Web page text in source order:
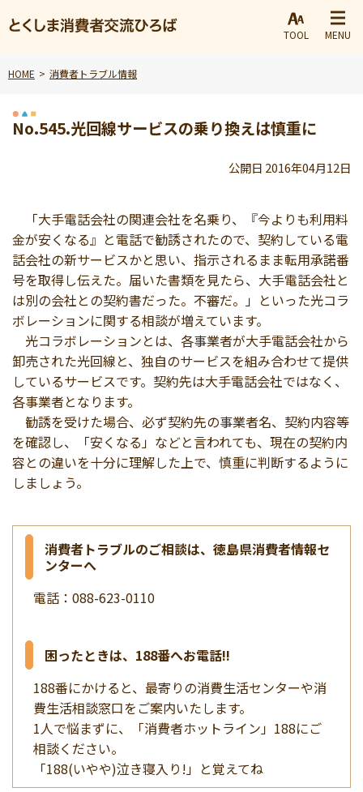
TOOL MENU
HOME 消費者トラブル情報
No.545.光回線サービスの乗り換えは慎重に
公開日 2016年04月12日
「大手電話会社の関連会社を名乗り、『今よりも利用料
金が安くなる』と電話で勧誘されたので、契約している電
話会社の新サービスかと思い、指示されるまま転用承諾番
号を取得し伝えた。届いた書類を見たら、大手電話会社と
は別の会社との契約書だった。不審だ。」といった光コラ
ボレーションに関する相談が増えています。
光コラボレーションとは、各事業者が大手電話会社から
卸売された光回線と、独自のサービスを組み合わせて提供
しているサービスです。契約先は大手電話会社ではなく、
各事業者となります。
勧誘を受けた場合、必ず契約先の事業者名、契約内容等
を確認し、「安くなる」などと言われても、現在の契約内
容との違いを十分に理解した上で、慎重に判断するように
しましょう。
消費者トラブルのご相談は、徳島県消費者情報セ
ンターへ
電話：088-623-0110
困ったときは、188番へお電話!!
188番にかけると、最寄りの消費生活センターや消
費生活相談窓口をご案内いたします。
1人で悩まずに、「消費者ホットライン」188にご
相談ください。
「188(いやや)泣き寝入り!」と覚えてね